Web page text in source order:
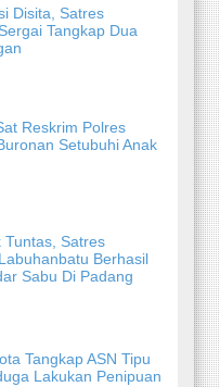
Disita, Satres
Tangkap Dua
Reskrim Polres
Setubuhi Anak
Tuntas, Satres
Berhasil
Sabu Di Padang
Tangkap ASN Tipu
Lakukan Penipuan